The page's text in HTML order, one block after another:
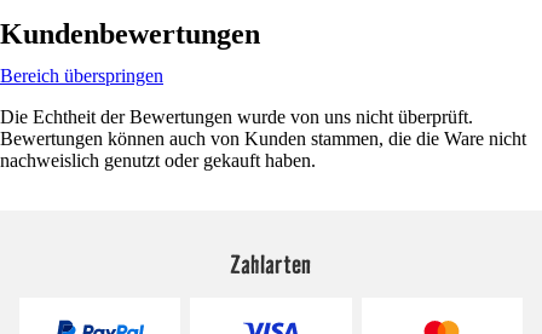
Kundenbewertungen
Bereich überspringen
Die Echtheit der Bewertungen wurde von uns nicht überprüft.
Bewertungen können auch von Kunden stammen, die die Ware nicht
nachweislich genutzt oder gekauft haben.
Zahlarten